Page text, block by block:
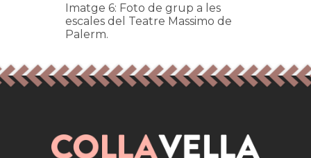
Imatge 6: Foto de grup a les
escales del Teatre Massimo de
Palerm.